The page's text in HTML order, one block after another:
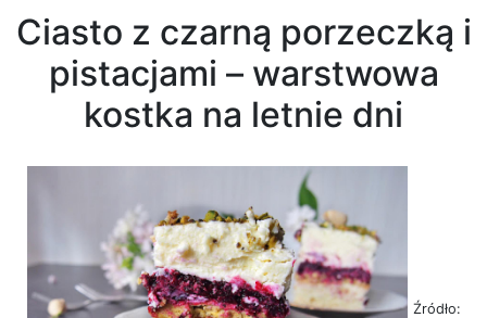
Ciasto z czarną porzeczką i
pistacjami – warstwowa
kostka na letnie dni
Źródło: